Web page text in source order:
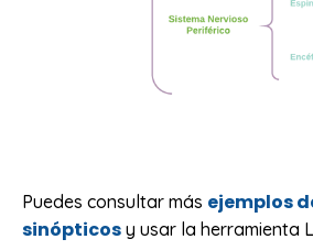
Puedes consultar más ejemplos
sinópticos y usar la herramienta